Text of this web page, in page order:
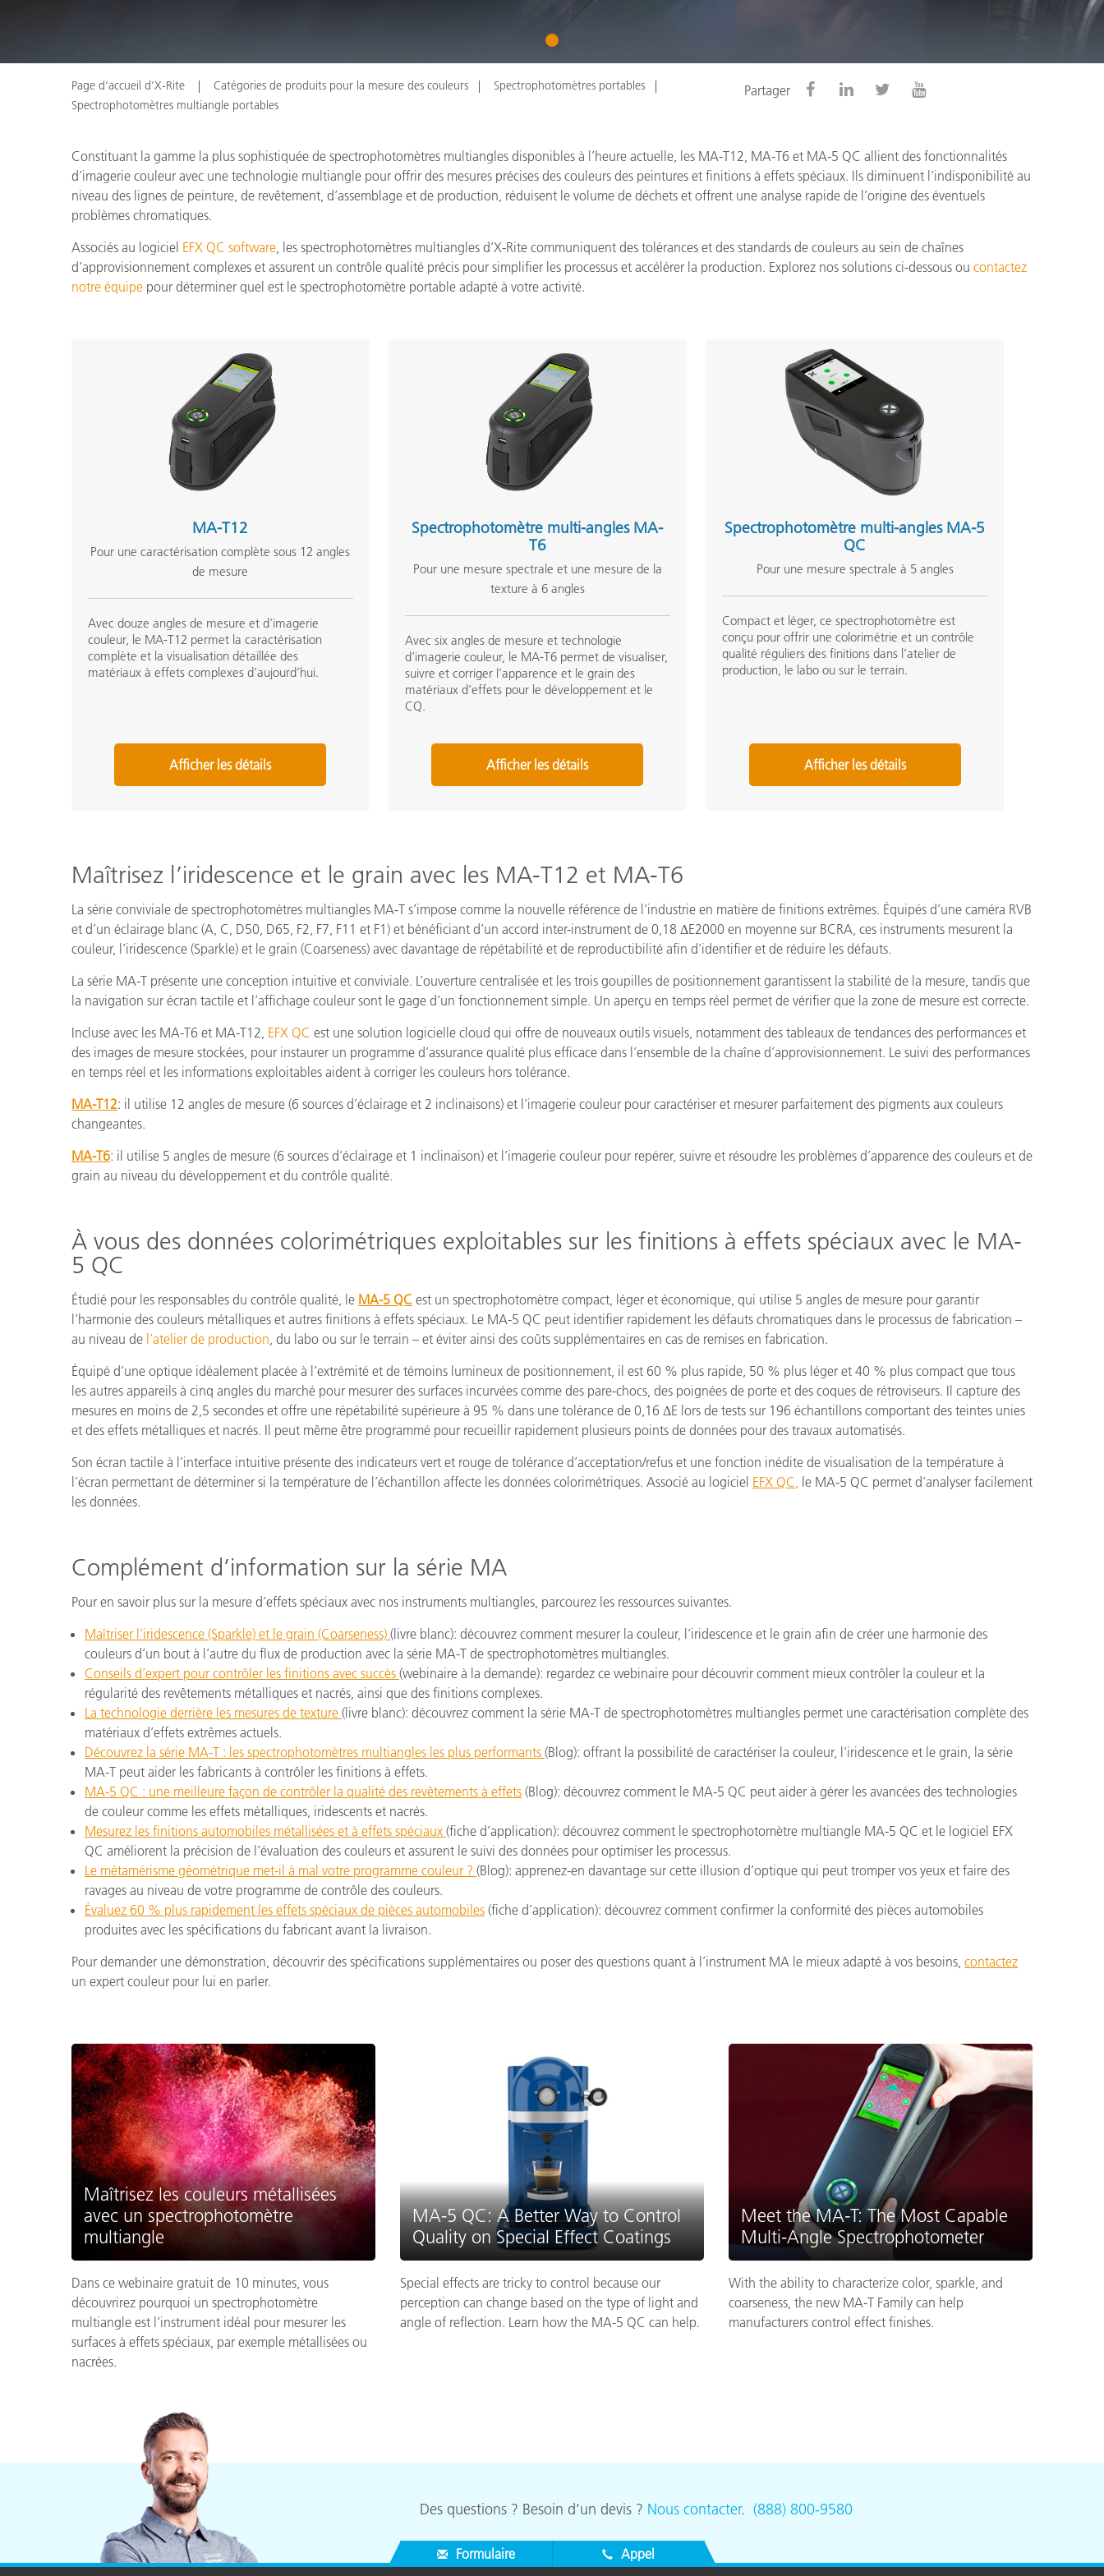
Matériaux de Construction
1
Page d’accueil d’X-Rite Catégories de produits pour la mesure des couleurs
Spectrophotomètres portables
Spectrophotomètres multiangle portables
Partager
Constituant la gamme la plus sophistiquée de spectrophotomètres multiangles disponibles à l’heure actuelle, les MA-T12, MA-T6 et MA-5 QC allient des fonctionnalités
d’imagerie couleur avec une technologie multiangle pour offrir des mesures précises des couleurs des peintures et finitions à effets spéciaux. Ils diminuent l’indisponibilité au
niveau des lignes de peinture, de revêtement, d’assemblage et de production, réduisent le volume de déchets et offrent une analyse rapide de l’origine des éventuels
problèmes chromatiques.
Associés au logiciel EFX QC software , les spectrophotomètres multiangles d’X-Rite communiquent des tolérances et des standards de couleurs au sein de chaînes
d’approvisionnement complexes et assurent un contrôle qualité précis pour simplifier les processus et accélérer la production. Explorez nos solutions ci-dessous ou contactez
notre équipe pour déterminer quel est le spectrophotomètre portable adapté à votre activité.
MA-T12
Pour une caractérisation complète sous 12 angles
de mesure
Avec douze angles de mesure et d'imagerie
couleur, le MA-T12 permet la caractérisation
complète et la visualisation détaillée des
matériaux à effets complexes d’aujourd’hui.
Afficher les détails
Spectrophotomètre multi-angles MA-
T6
Pour une mesure spectrale et une mesure de la
texture à 6 angles
Avec six angles de mesure et technologie
d’imagerie couleur, le MA-T6 permet de visualiser,
suivre et corriger l’apparence et le grain des
matériaux d’effets pour le développement et le
CQ.
Afficher les détails
Spectrophotomètre multi-angles MA-5
QC
Pour une mesure spectrale à 5 angles
Compact et léger, ce spectrophotomètre est
conçu pour offrir une colorimétrie et un contrôle
qualité réguliers des finitions dans l’atelier de
production, le labo ou sur le terrain.
Afficher les détails
Maîtrisez l’iridescence et le grain avec les MA-T12 et MA-T6
La série conviviale de spectrophotomètres multiangles MA-T s’impose comme la nouvelle référence de l’industrie en matière de finitions extrêmes. Équipés d’une caméra RVB
et d’un éclairage blanc (A, C, D50, D65, F2, F7, F11 et F1) et bénéficiant d’un accord inter-instrument de 0,18 ΔE2000 en moyenne sur BCRA, ces instruments mesurent la
couleur, l’iridescence (Sparkle) et le grain (Coarseness) avec davantage de répétabilité et de reproductibilité afin d’identifier et de réduire les défauts.
La série MA-T présente une conception intuitive et conviviale. L’ouverture centralisée et les trois goupilles de positionnement garantissent la stabilité de la mesure, tandis que
la navigation sur écran tactile et l’affichage couleur sont le gage d’un fonctionnement simple. Un aperçu en temps réel permet de vérifier que la zone de mesure est correcte.
Incluse avec les MA-T6 et MA-T12, EFX QC est une solution logicielle cloud qui offre de nouveaux outils visuels, notamment des tableaux de tendances des performances et
des images de mesure stockées, pour instaurer un programme d’assurance qualité plus efficace dans l’ensemble de la chaîne d’approvisionnement. Le suivi des performances
en temps réel et les informations exploitables aident à corriger les couleurs hors tolérance.
MA-T12: il utilise 12 angles de mesure (6 sources d’éclairage et 2 inclinaisons) et l’imagerie couleur pour caractériser et mesurer parfaitement des pigments aux couleurs
changeantes.
MA-T6: il utilise 5 angles de mesure (6 sources d’éclairage et 1 inclinaison) et l’imagerie couleur pour repérer, suivre et résoudre les problèmes d’apparence des couleurs et de
grain au niveau du développement et du contrôle qualité.
À vous des données colorimétriques exploitables sur les finitions à effets spéciaux avec le MA-
5 QC
Étudié pour les responsables du contrôle qualité, le MA-5 QC est un spectrophotomètre compact, léger et économique, qui utilise 5 angles de mesure pour garantir
l’harmonie des couleurs métalliques et autres finitions à effets spéciaux. Le MA-5 QC peut identifier rapidement les défauts chromatiques dans le processus de fabrication –
au niveau de l’atelier de production, du labo ou sur le terrain – et éviter ainsi des coûts supplémentaires en cas de remises en fabrication.
Équipé d’une optique idéalement placée à l’extrémité et de témoins lumineux de positionnement, il est 60 % plus rapide, 50 % plus léger et 40 % plus compact que tous
les autres appareils à cinq angles du marché pour mesurer des surfaces incurvées comme des pare-chocs, des poignées de porte et des coques de rétroviseurs. Il capture des
mesures en moins de 2,5 secondes et offre une répétabilité supérieure à 95 % dans une tolérance de 0,16 ΔE lors de tests sur 196 échantillons comportant des teintes unies
et des effets métalliques et nacrés. Il peut même être programmé pour recueillir rapidement plusieurs points de données pour des travaux automatisés.
Son écran tactile à l’interface intuitive présente des indicateurs vert et rouge de tolérance d’acceptation/refus et une fonction inédite de visualisation de la température à
l’écran permettant de déterminer si la température de l’échantillon affecte les données colorimétriques. Associé au logiciel EFX QC, le MA-5 QC permet d’analyser facilement
les données.
Complément d’information sur la série MA
Pour en savoir plus sur la mesure d’effets spéciaux avec nos instruments multiangles, parcourez les ressources suivantes.
Maîtriser l’iridescence (Sparkle) et le grain (Coarseness) (livre blanc): découvrez comment mesurer la couleur, l’iridescence et le grain afin de créer une harmonie des
couleurs d’un bout à l’autre du flux de production avec la série MA-T de spectrophotomètres multiangles.
Conseils d’expert pour contrôler les finitions avec succès (webinaire à la demande): regardez ce webinaire pour découvrir comment mieux contrôler la couleur et la
régularité des revêtements métalliques et nacrés, ainsi que des finitions complexes.
La technologie derrière les mesures de texture (livre blanc): découvrez comment la série MA-T de spectrophotomètres multiangles permet une caractérisation complète des
matériaux d’effets extrêmes actuels.
Découvrez la série MA-T : les spectrophotomètres multiangles les plus performants (Blog): offrant la possibilité de caractériser la couleur, l’iridescence et le grain, la série
MA-T peut aider les fabricants à contrôler les finitions à effets.
MA-5 QC : une meilleure façon de contrôler la qualité des revêtements à effets (Blog): découvrez comment le MA-5 QC peut aider à gérer les avancées des technologies
de couleur comme les effets métalliques, iridescents et nacrés.
Mesurez les finitions automobiles métallisées et à effets spéciaux (fiche d’application): découvrez comment le spectrophotomètre multiangle MA-5 QC et le logiciel EFX
QC améliorent la précision de l’évaluation des couleurs et assurent le suivi des données pour optimiser les processus.
Le métamérisme géométrique met-il à mal votre programme couleur ? (Blog): apprenez-en davantage sur cette illusion d’optique qui peut tromper vos yeux et faire des
ravages au niveau de votre programme de contrôle des couleurs.
Évaluez 60 % plus rapidement les effets spéciaux de pièces automobiles (fiche d’application): découvrez comment confirmer la conformité des pièces automobiles
produites avec les spécifications du fabricant avant la livraison.
Pour demander une démonstration, découvrir des spécifications supplémentaires ou poser des questions quant à l’instrument MA le mieux adapté à vos besoins, contactez
un expert couleur pour lui en parler.
Maîtrisez les couleurs métallisées
avec un spectrophotomètre
multiangle
Dans ce webinaire gratuit de 10 minutes, vous
découvrirez pourquoi un spectrophotomètre
multiangle est l’instrument idéal pour mesurer les
surfaces à effets spéciaux, par exemple métallisées ou
nacrées.
MA-5 QC: A Better Way to Control
Quality on Special Effect Coatings
Special effects are tricky to control because our
perception can change based on the type of light and
angle of reflection. Learn how the MA-5 QC can help.
Meet the MA-T: The Most Capable
Multi-Angle Spectrophotometer
With the ability to characterize color, sparkle, and
coarseness, the new MA-T Family can help
manufacturers control effect finishes.
Des questions ? Besoin d’un devis ? Nous contacter. (888) 800-9580
Formulaire Appel